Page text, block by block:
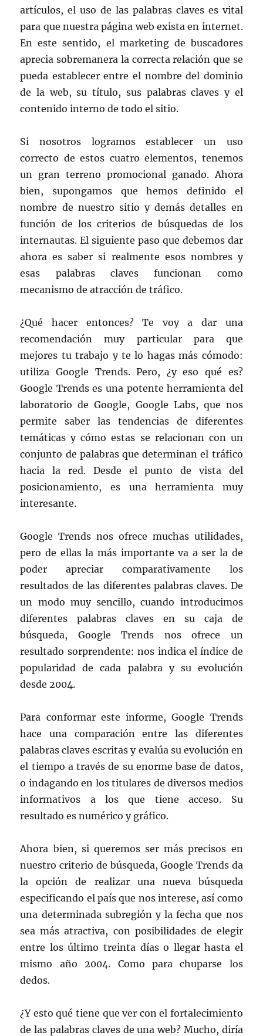
artículos, el uso de las palabras claves es vital
para que nuestra página web exista en internet.
En este sentido, el marketing de buscadores
aprecia sobremanera la correcta relación que se
pueda establecer entre el nombre del dominio
de la web, su título, sus palabras claves y el
contenido interno de todo el sitio.
Si nosotros logramos establecer un uso
correcto de estos cuatro elementos, tenemos
un gran terreno promocional ganado. Ahora
bien, supongamos que hemos definido el
nombre de nuestro sitio y demás detalles en
función de los criterios de búsquedas de los
internautas. El siguiente paso que debemos dar
ahora es saber si realmente esos nombres y
esas palabras claves funcionan como
mecanismo de atracción de tráfico.
¿Qué hacer entonces? Te voy a dar una
recomendación muy particular para que
mejores tu trabajo y te lo hagas más cómodo:
utiliza Google Trends. Pero, ¿y eso qué es?
Google Trends es una potente herramienta del
laboratorio de Google, Google Labs, que nos
permite saber las tendencias de diferentes
temáticas y cómo estas se relacionan con un
conjunto de palabras que determinan el tráfico
hacia la red. Desde el punto de vista del
posicionamiento, es una herramienta muy
interesante.
Google Trends nos ofrece muchas utilidades,
pero de ellas la más importante va a ser la de
poder apreciar comparativamente los
resultados de las diferentes palabras claves. De
un modo muy sencillo, cuando introducimos
diferentes palabras claves en su caja de
búsqueda, Google Trends nos ofrece un
resultado sorprendente: nos indica el índice de
popularidad de cada palabra y su evolución
desde 2004.
Para conformar este informe, Google Trends
hace una comparación entre las diferentes
palabras claves escritas y evalúa su evolución en
el tiempo a través de su enorme base de datos,
o indagando en los titulares de diversos medios
informativos a los que tiene acceso. Su
resultado es numérico y gráfico.
Ahora bien, si queremos ser más precisos en
nuestro criterio de búsqueda, Google Trends da
la opción de realizar una nueva búsqueda
especificando el país que nos interese, así como
una determinada subregión y la fecha que nos
sea más atractiva, con posibilidades de elegir
entre los último treinta días o llegar hasta el
mismo año 2004. Como para chuparse los
dedos.
¿Y esto qué tiene que ver con el fortalecimiento
de las palabras claves de una web? Mucho, diría